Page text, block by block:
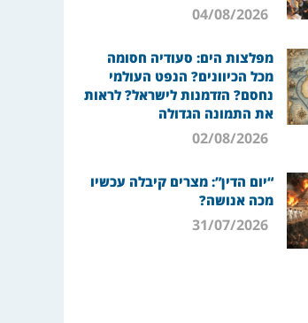
04/08/2026
מפלצות הים: סעודיה חסומה
מכל הכיוונים? הנפט העולמי
נחסם? הזדמנות לישראל? לראות
את התמונה הגדולה
02/08/2026
“יום הדין”: מצרים קיבלה עכשיו
מכה אנושה?
31/07/2026